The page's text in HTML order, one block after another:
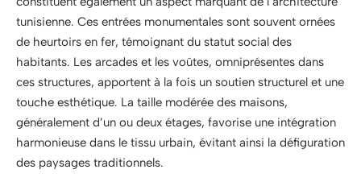
tunisienne. Ces entrées monumentales sont souvent ornées
de heurtoirs en fer, témoignant du statut social des
habitants. Les arcades et les voûtes, omniprésentes dans
ces structures, apportent à la fois un soutien structurel et une
touche esthétique. La taille modérée des maisons,
généralement d’un ou deux étages, favorise une intégration
harmonieuse dans le tissu urbain, évitant ainsi la défiguration
des paysages traditionnels.